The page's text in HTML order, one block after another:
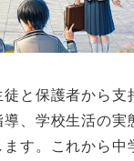
と保護者から支
、学校生活の実
す。これから中